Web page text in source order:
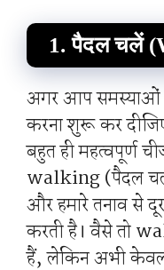
1. पैदल चलें
अगर आप समस्याओं
करना शुरू कर
बहुत ही महत्वपूर्ण
walking (पैदल
और हमारे तनाव से
करती है। वैसे तो
हैं, लेकिन अभी